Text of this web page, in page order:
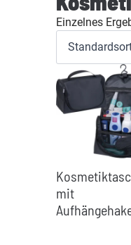
Einzelnes
mit